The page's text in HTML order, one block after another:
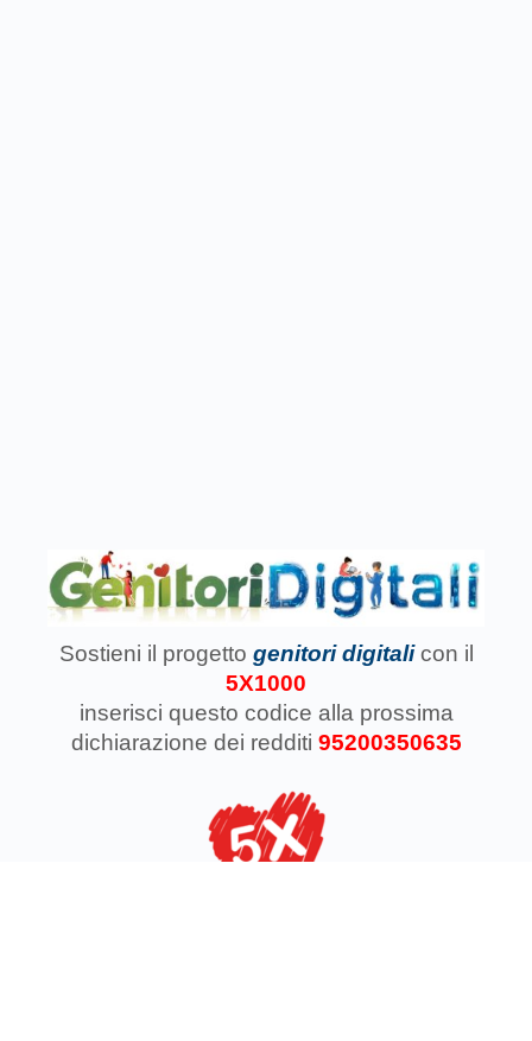
Sostieni il progetto genitori digitali con il
5X1000
inserisci questo codice alla prossima
dichiarazione dei redditi 95200350635